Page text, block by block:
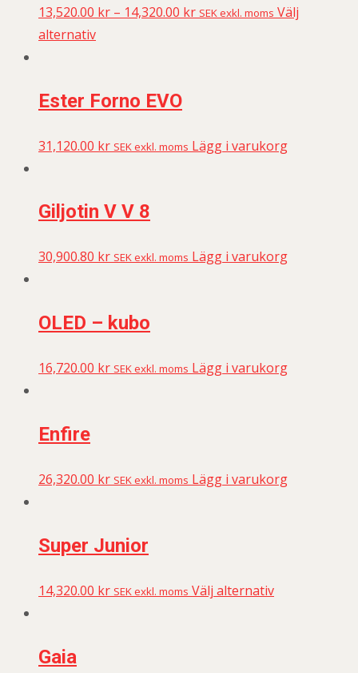
13,520.00 kr – 14,320.00 kr SEK exkl. moms Välj
alternativ
Ester Forno EVO
31,120.00 kr SEK exkl. moms Lägg i varukorg
Giljotin V V 8
30,900.80 kr SEK exkl. moms Lägg i varukorg
OLED – kubo
16,720.00 kr SEK exkl. moms Lägg i varukorg
Enfire
26,320.00 kr SEK exkl. moms Lägg i varukorg
Super Junior
14,320.00 kr SEK exkl. moms Välj alternativ
Gaia